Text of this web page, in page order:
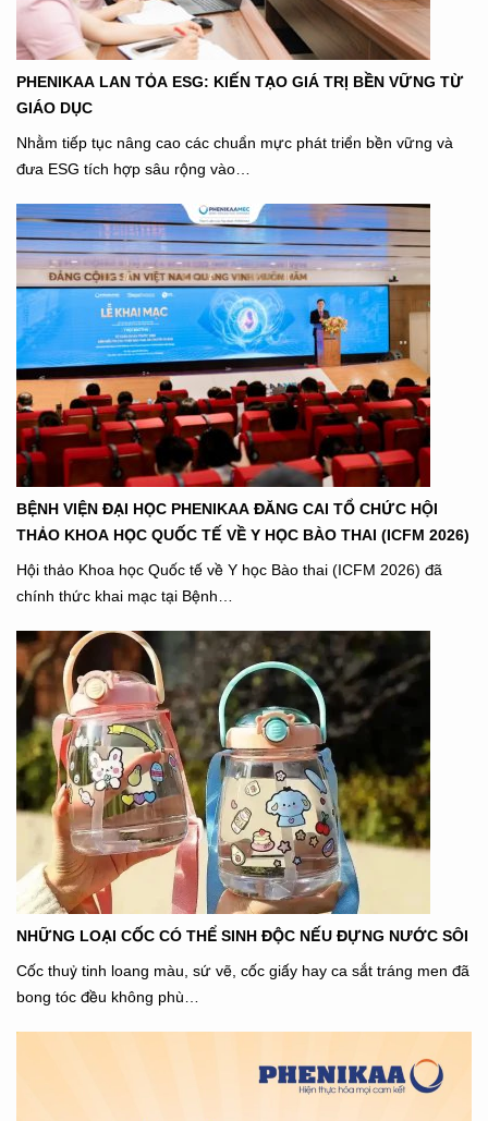
PHENIKAA LAN TỎA ESG: KIẾN TẠO GIÁ TRỊ BỀN VỮNG TỪ
GIÁO DỤC
Nhằm tiếp tục nâng cao các chuẩn mực phát triển bền vững và
đưa ESG tích hợp sâu rộng vào…
BỆNH VIỆN ĐẠI HỌC PHENIKAA ĐĂNG CAI TỔ CHỨC HỘI
THẢO KHOA HỌC QUỐC TẾ VỀ Y HỌC BÀO THAI (ICFM 2026)
Hội thảo Khoa học Quốc tế về Y học Bào thai (ICFM 2026) đã
chính thức khai mạc tại Bệnh…
NHỮNG LOẠI CỐC CÓ THỂ SINH ĐỘC NẾU ĐỰNG NƯỚC SÔI
Cốc thuỷ tinh loang màu, sứ vẽ, cốc giấy hay ca sắt tráng men đã
bong tóc đều không phù…